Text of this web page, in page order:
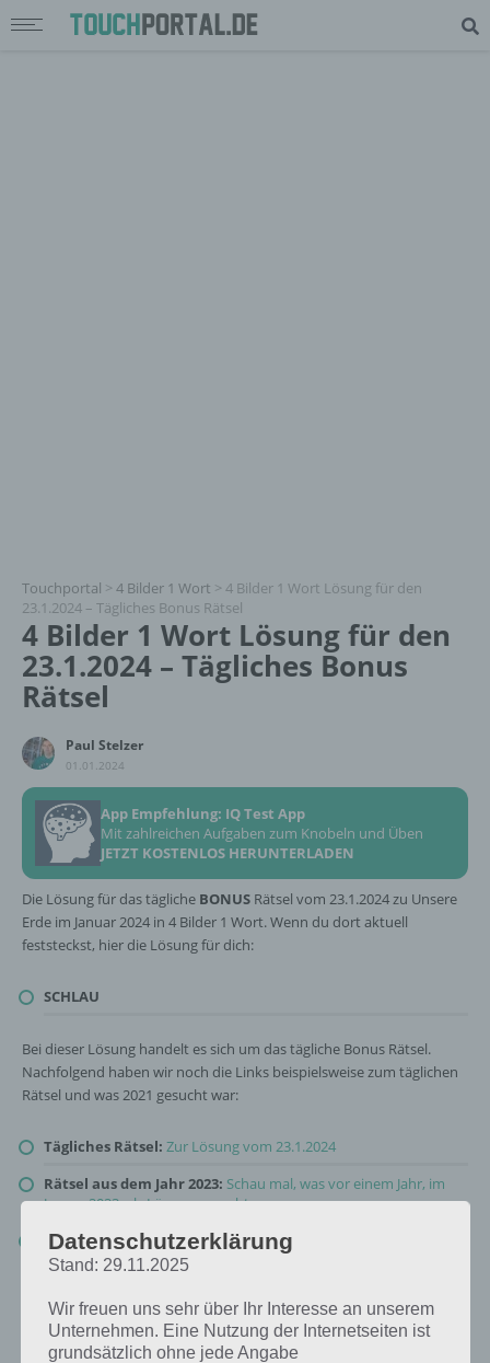
Touchportal > 4 Bilder 1 Wort > 4 Bilder 1 Wort Lösung für den
23.1.2024 – Tägliches Bonus Rätsel
4 Bilder 1 Wort Lösung für den
23.1.2024 – Tägliches Bonus
Rätsel
Paul Stelzer
01.01.2024
App Empfehlung: IQ Test App
Mit zahlreichen Aufgaben zum Knobeln und Üben
JETZT KOSTENLOS HERUNTERLADEN
Die Lösung für das tägliche BONUS Rätsel vom 23.1.2024 zu Unsere
Erde im Januar 2024 in 4 Bilder 1 Wort. Wenn du dort aktuell
feststeckst, hier die Lösung für dich:
SCHLAU
Bei dieser Lösung handelt es sich um das tägliche Bonus Rätsel.
Nachfolgend haben wir noch die Links beispielsweise zum täglichen
Rätsel und was 2021 gesucht war:
Tägliches Rätsel: Zur Lösung vom 23.1.2024
Rätsel aus dem Jahr 2023: Schau mal, was vor einem Jahr, im
Januar 2023, als Lösung gesucht war
Zur Übersicht :4 Bilder 1 Wort Lösungen zu Unsere Erde im
Januar 2024!
Datenschutzerklärung
Stand: 29.11.2025
Wir freuen uns sehr über Ihr Interesse an unserem
Unternehmen. Eine Nutzung der Internetseiten ist
grundsätzlich ohne jede Angabe